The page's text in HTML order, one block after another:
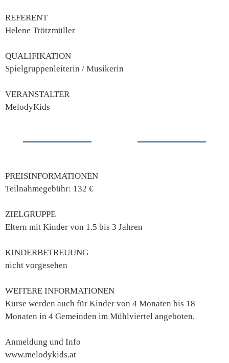
REFERENT
Helene Trötzmüller
QUALIFIKATION
Spielgruppenleiterin / Musikerin
VERANSTALTER
MelodyKids
PREISINFORMATIONEN
Teilnahmegebühr: 132 €
ZIELGRUPPE
Eltern mit Kinder von 1.5 bis 3 Jahren
KINDERBETREUUNG
nicht vorgesehen
WEITERE INFORMATIONEN
Kurse werden auch für Kinder von 4 Monaten bis 18
Monaten in 4 Gemeinden im Mühlviertel angeboten.
Anmeldung und Info
www.melodykids.at